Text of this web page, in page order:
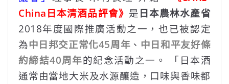
China日本清酒品評會》 是 日本農林水產省
2018年度國際推廣活動之一，也已被認定
為中日邦交正常化45周年 、 中日和平友好條
約締結40周年的紀念活動之一。 「日本酒
通常由當地大米及水源釀造，口味與香味都